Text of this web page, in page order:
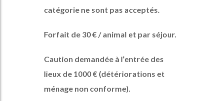
catégorie ne sont pas acceptés.
Forfait de 30 € / animal et par séjour.
Caution demandée à l’entrée des
lieux de 1000 € (détériorations et
ménage non conforme).